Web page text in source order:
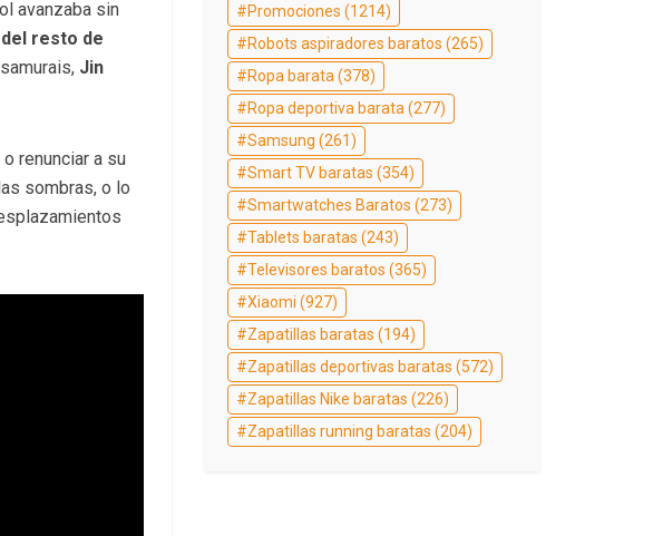
avanzaba sin
resto de
Jin
o renunciar a su
sombras, o lo
Promociones (1214)
Robots aspiradores baratos (265)
Ropa barata (378)
Ropa deportiva barata (277)
Samsung (261)
Smart TV baratas (354)
Smartwatches Baratos (273)
Tablets baratas (243)
Televisores baratos (365)
Xiaomi (927)
Zapatillas baratas (194)
Zapatillas deportivas baratas (572)
Zapatillas Nike baratas (226)
Zapatillas running baratas (204)